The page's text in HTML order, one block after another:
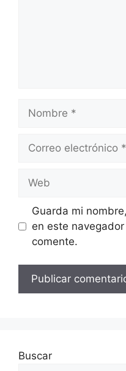
electrónico
Guarda mi
en este
comente.
Buscar